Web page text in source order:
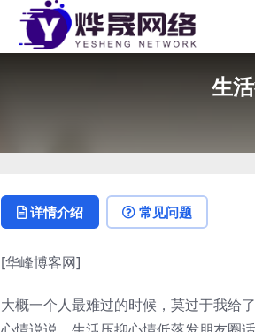
生
详情介绍 常见问题
[华峰博客网]
大概一个人最难过的时候，莫过于我给